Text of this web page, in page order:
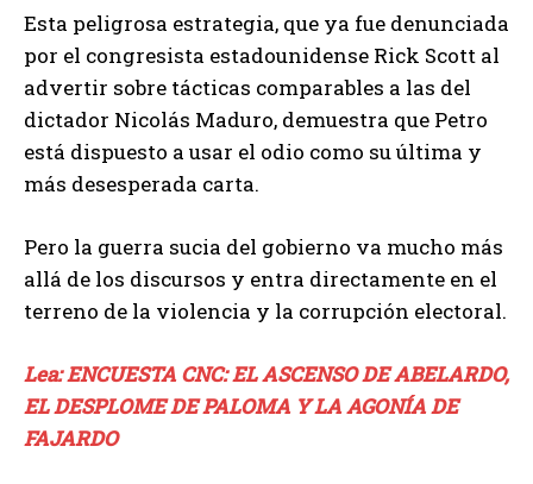
Esta peligrosa estrategia, que ya fue denunciada
por el congresista estadounidense Rick Scott al
advertir sobre tácticas comparables a las del
dictador Nicolás Maduro, demuestra que Petro
está dispuesto a usar el odio como su última y
más desesperada carta.
Pero la guerra sucia del gobierno va mucho más
allá de los discursos y entra directamente en el
terreno de la violencia y la corrupción electoral.
Lea: ENCUESTA CNC: EL ASCENSO DE ABELARDO,
EL DESPLOME DE PALOMA Y LA AGONÍA DE
FAJARDO